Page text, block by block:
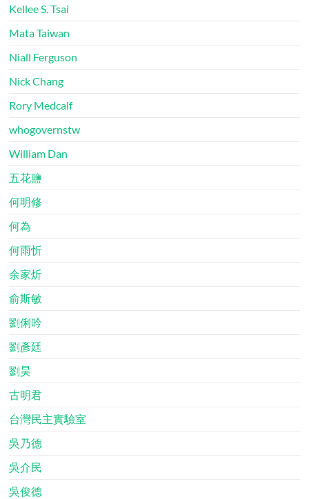
Kellee S. Tsai
Mata Taiwan
Niall Ferguson
Nick Chang
Rory Medcalf
whogovernstw
William Dan
五花鹽
何明修
何為
何雨忻
余家炘
俞斯敏
劉俐吟
劉彥廷
劉昊
古明君
台灣民主實驗室
吳乃德
吳介民
吳俊德